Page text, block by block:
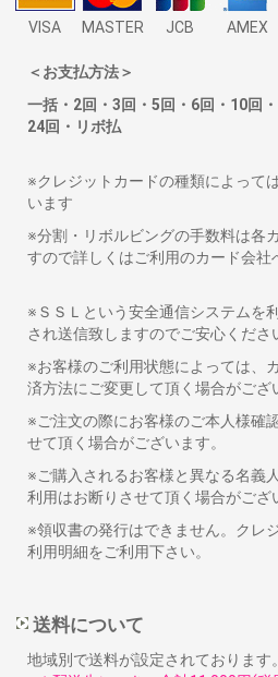
VISA MASTER JCB AMEX
＜お支払方法＞
一括・2回・3回・5回・6回・10回
24回・リボ払
※クレジットカードの種類によって
います
※分割・リボルビングの手数料は各
すので詳しくはご利用のカード会社
※ＳＳＬという安全通信システムを
され送信致しますのでご
※お客様のご利用状態によっては、
済方法にご変更して頂く場
※ご注文の際にお客様のご本人様確
せて頂く場合がござい
※ご購入されるお客様と異なる名義
利用はお断りさせて頂く場
※領収書の発行はできません。クレ
利用明細をご利用下さい。
送料について
地域別で送料が設定されております。